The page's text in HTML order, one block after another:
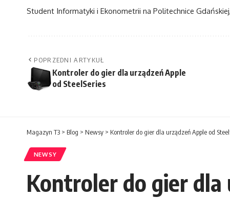
Student Informatyki i Ekonometrii na Politechnice
POPRZEDNI ARTYKUŁ
Kontroler do gier dla urządzeń Apple
od SteelSeries
Magazyn T3 > Blog > Newsy > Kontroler do gier dla urządzeń Apple od
NEWSY
Kontroler do gier dla